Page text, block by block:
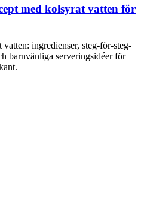
med kolsyrat vatten för
ingredienser, steg-för-steg-
barnvänliga serveringsidéer för